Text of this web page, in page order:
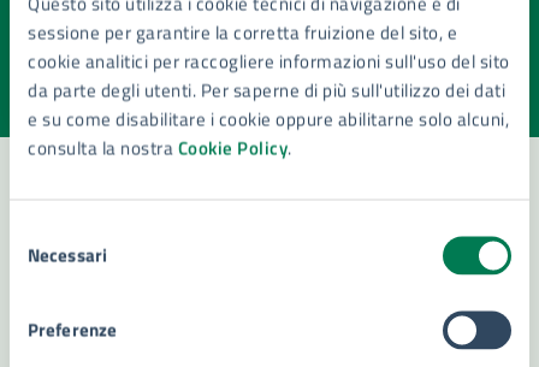
sessione per garantire la corretta fruizione del sito, e
cookie analitici per raccogliere informazioni sull'uso del sito
da parte degli utenti. Per saperne di più sull'utilizzo dei dati
e su come disabilitare i cookie oppure abilitarne solo alcuni,
consulta la nostraCookie Policy.
delNecessari
Preferenze
pagina?
Valuta la chiarezza delle informazioni (da 1 a 5 stelle)
Seleziona il numero di stelle per valutare la chiarezza delle
Valuta 5 stelle su 5
Valuta 4 stelle su 5
Valuta 3 stelle su 5
Valuta 2 stelle su 5
Valuta 1 stelle su 5
Contatta il comune
Richiedi assistenza